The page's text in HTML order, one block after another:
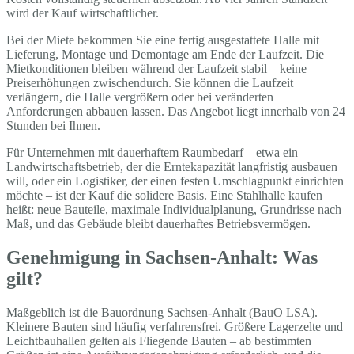
wird der Kauf wirtschaftlicher.
Bei der Miete bekommen Sie eine fertig ausgestattete Halle mit
Lieferung, Montage und Demontage am Ende der Laufzeit. Die
Mietkonditionen bleiben während der Laufzeit stabil – keine
Preiserhöhungen zwischendurch. Sie können die Laufzeit
verlängern, die Halle vergrößern oder bei veränderten
Anforderungen abbauen lassen. Das Angebot liegt innerhalb von 24
Stunden bei Ihnen.
Für Unternehmen mit dauerhaftem Raumbedarf – etwa ein
Landwirtschaftsbetrieb, der die Erntekapazität langfristig ausbauen
will, oder ein Logistiker, der einen festen Umschlagpunkt einrichten
möchte – ist der Kauf die solidere Basis. Eine Stahlhalle kaufen
heißt: neue Bauteile, maximale Individualplanung, Grundrisse nach
Maß, und das Gebäude bleibt dauerhaftes Betriebsvermögen.
Genehmigung in Sachsen-Anhalt: Was
gilt?
Maßgeblich ist die Bauordnung Sachsen-Anhalt (BauO LSA).
Kleinere Bauten sind häufig verfahrensfrei. Größere Lagerzelte und
Leichtbauhallen gelten als Fliegende Bauten – ab bestimmten